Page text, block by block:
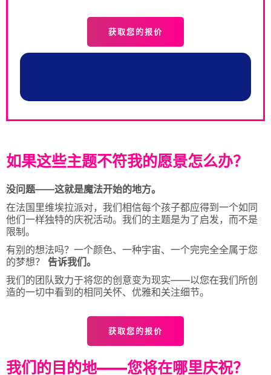
获取您的报价
如果这些主题不符我的愿景怎么办？
没问题——这就是魔法开始的地方。
在法国里维埃拉派对，我们相信每个孩子都应得到一个如同
他们一样独特的庆祝活动。我们的主题是为了启发，而不是
限制。
有别的想法吗？一个颜色、一种宇宙、一个完完全全属于您
的梦想？ 告诉我们。
我们的团队致力于将您的创意变为现实——以您在我们所创
造的一切中看到的相同关怀、优雅和关注细节。
获取您的报价
我们的目的地——您将在哪里庆祝？